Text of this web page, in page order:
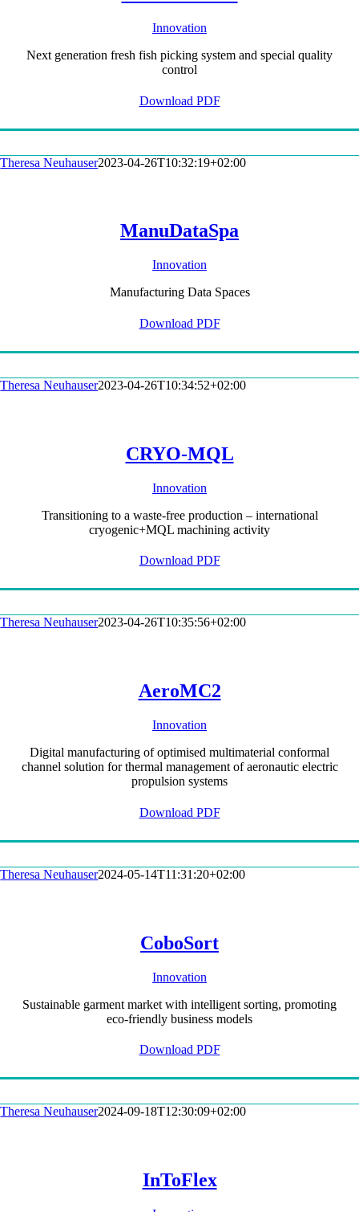
Innovation
Next generation fresh fish picking system and special quality
control
Download PDF
Theresa Neuhauser2023-04-26T10:32:19+02:00
ManuDataSpa
Innovation
Manufacturing Data Spaces
Download PDF
Theresa Neuhauser2023-04-26T10:34:52+02:00
CRYO-MQL
Innovation
Transitioning to a waste-free production – international
cryogenic+MQL machining activity
Download PDF
Theresa Neuhauser2023-04-26T10:35:56+02:00
AeroMC2
Innovation
Digital manufacturing of optimised multimaterial conformal
channel solution for thermal management of aeronautic electric
propulsion systems
Download PDF
Theresa Neuhauser2024-05-14T11:31:20+02:00
CoboSort
Innovation
Sustainable garment market with intelligent sorting, promoting
eco-friendly business models
Download PDF
Theresa Neuhauser2024-09-18T12:30:09+02:00
InToFlex